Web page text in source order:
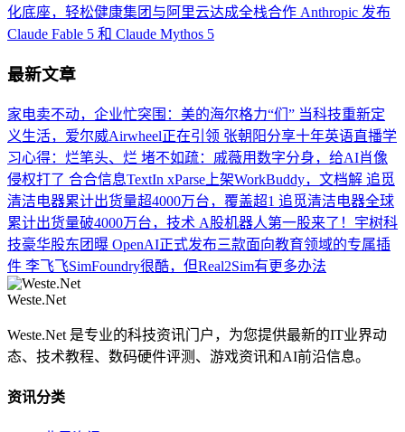
化底座，轻松健康集团与阿里云达成全栈合作 Anthropic 发布
Claude Fable 5 和 Claude Mythos 5
最新文章
家电卖不动，企业忙突围：美的海尔格力“们” 当科技重新定
义生活，爱尔威Airwheel正在引领 张朝阳分享十年英语直播学
习心得：烂笔头、烂 堵不如疏：戚薇用数字分身，给AI肖像
侵权打了 合合信息TextIn xParse上架WorkBuddy，文档解 追觅
清洁电器累计出货量超4000万台，覆盖超1 追觅清洁电器全球
累计出货量破4000万台，技术 A股机器人第一股来了！宇树科
技豪华股东团曝 OpenAI正式发布三款面向教育领域的专属插
件 李飞飞SimFoundry很酷，但Real2Sim有更多办法
Weste.Net
Weste.Net 是专业的科技资讯门户，为您提供最新的IT业界动
态、技术教程、数码硬件评测、游戏资讯和AI前沿信息。
资讯分类